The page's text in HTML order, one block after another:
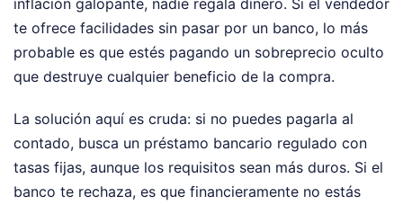
te ofrece facilidades sin pasar por un banco, lo más
probable es que estés pagando un sobreprecio oculto
que destruye cualquier beneficio de la compra.
La solución aquí es cruda: si no puedes pagarla al
contado, busca un préstamo bancario regulado con
tasas fijas, aunque los requisitos sean más duros. Si el
banco te rechaza, es que financieramente no estás